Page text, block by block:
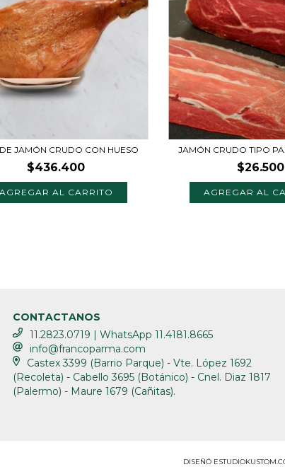
JAMÓN CRUDO CON HUESO
$436.400
JAMÓN CRUDO TIPO
$26.500
CONTACTANOS
11.2823.0719 | WhatsApp 11.4181.8665
info@francoparma.com
Castex 3399 (Barrio Parque) - Vte. López 1692
(Recoleta) - Cabello 3695 (Botánico) - Cnel. Diaz 1817
(Palermo) - Maure 1679 (Cañitas).